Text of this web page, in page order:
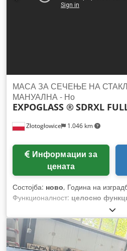
Złotogłowice 1.046 km
МАСА ЗА СЕЧЕЊЕ НА
МАНУАЛНА - Но
EXPOGLASS ® SDRXL
цената
Состојба: ново, Година на
Функционалност: целосно
3.400
мм, вкупна тежина:950 кг,
времетраење на гаранцијата:12
400 V
, МАСА ЗА СЕЧЕЊЕ НА